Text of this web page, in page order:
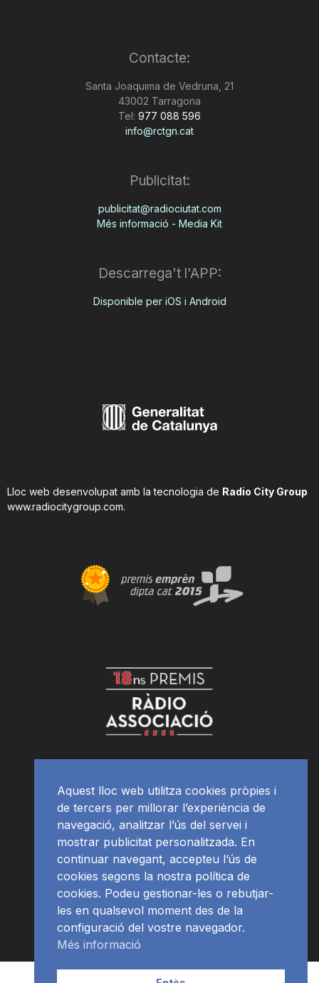
Contacte:
Santa Joaquima de Vedruna, 21
43002 Tarragona
Tel: 977 088 596
info@rctgn.cat
Publicitat:
publicitat@radiociutat.com
Més informació - Media Kit
Descarrega't l'APP:
Disponible per iOS i Android
Lloc web desenvolupat amb la tecnologia de Radio City Group
www.radiocitygroup.com.
APP Programació
Aquest lloc web utilitza cookies pròpies i
de tercers per millorar l’experiència de
navegació, analitzar l’ús del servei i
mostrar publicitat personalitzada. En
continuar navegant, accepteu l’ús de
cookies segons la nostra política de
cookies. Podeu gestionar-les o rebutjar-
les en qualsevol moment des de la
configuració del vostre navegador.
Més informació